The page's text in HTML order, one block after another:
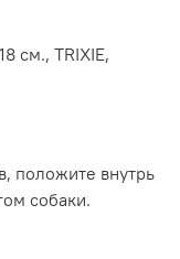
cм., TRIXIE,
положите внутрь
собаки.